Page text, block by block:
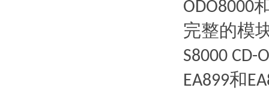
ODO8000
完整的模
S8000 CD-
EA899和